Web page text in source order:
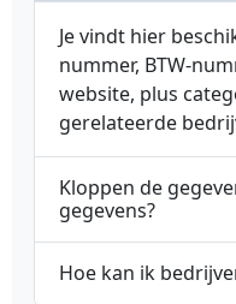
Je vindt hier
nummer, BTW-
website, plus
gerelateerde
Kloppen de
gegevens?
Hoe kan ik